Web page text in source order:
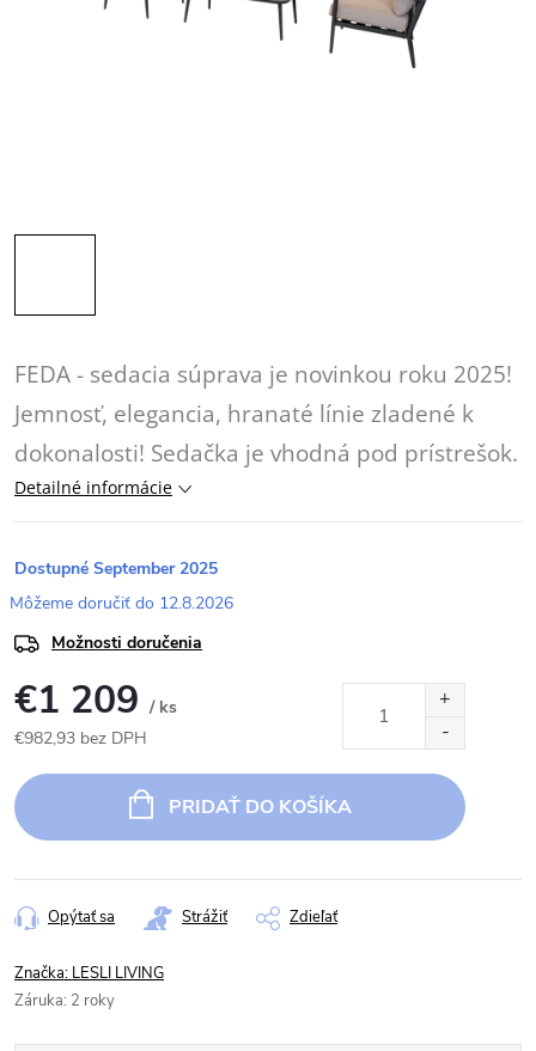
FEDA - sedacia súprava je novinkou roku 2025!
Jemnosť, elegancia, hranaté línie zladené k
dokonalosti! Sedačka je vhodná pod prístrešok.
Detailné informácie
Dostupné September 2025
12.8.2026
Možnosti doručenia
€1 209 / ks
€982,93 bez DPH
cena:
PRIDAŤ DO KOŠÍKA
Opýtať sa Strážiť Zdieľať
Značka: LESLI LIVING
Záruka: 2 roky